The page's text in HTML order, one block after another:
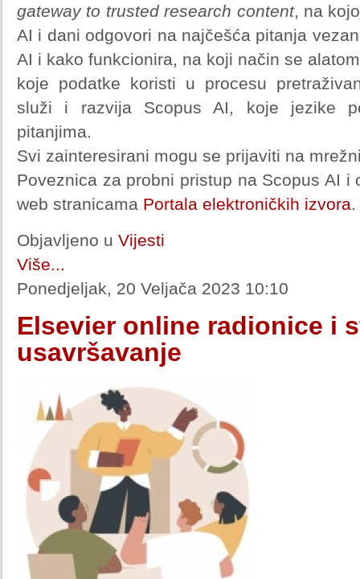
gateway to trusted research content, na
AI i dani odgovori na najčešća pitanja
AI i kako funkcionira, na koji način se
koje podatke koristi u procesu
služi i razvija Scopus AI, koje jezike
pitanjima.
Svi zainteresirani mogu se prijaviti na
Poveznica za probni pristup na Scopus AI i
web stranicama Portala elektroničkih izvora.
Objavljeno u Vijesti
Više...
Ponedjeljak, 20 Veljača 2023 10:10
Elsevier online radionice i
usavršavanje